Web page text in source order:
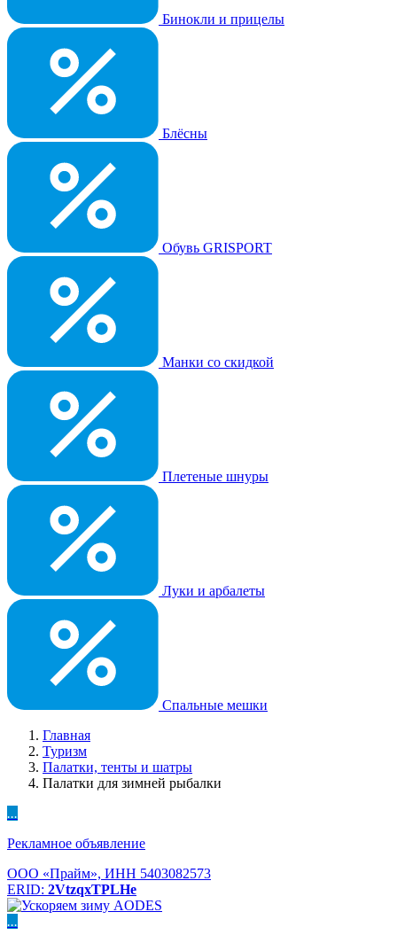
Бинокли и прицелы
Блёсны
Обувь GRISPORT
Манки со скидкой
Плетеные шнуры
Луки и арбалеты
Спальные мешки
Главная
Туризм
Палатки, тенты и шатры
Палатки для зимней рыбалки
...
Рекламное объявление
ООО «Прайм», ИНН 5403082573
ERID: 2VtzqxTPLHe
...